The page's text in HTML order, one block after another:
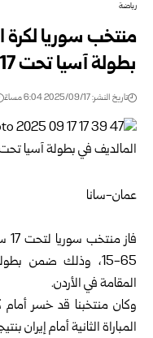
رياضة
منتخب سوريا لكرة
بطولة آسيا تحت 17 سنة
تاريخ النشر: 2025/09/17 6:04 مساءً
عمان-سانا
65-15، وذلك ضمن
المقامة في الأردن.
المباراة الثانية أمام إيران بنتيجة